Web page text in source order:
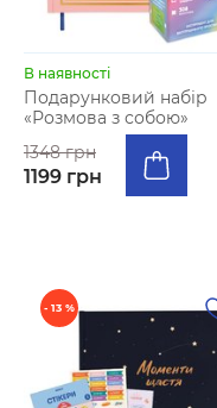
В наявності
Подарунковий набір
«Розмова з собою»
1348 грн
1199 грн
- 13 %